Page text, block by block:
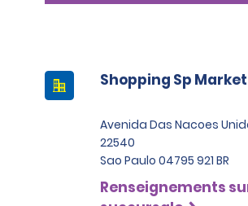
Shopping Sp Market
Avenida Das Nacoes
22540
Sao Paulo 04795 921 BR
Renseignements